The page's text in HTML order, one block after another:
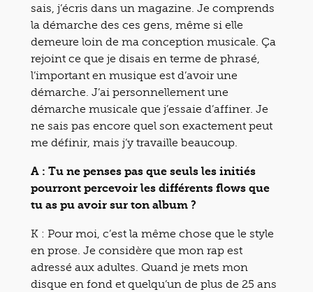
sais, j’écris dans un magazine. Je comprends
la démarche des ces gens, même si elle
demeure loin de ma conception musicale. Ça
rejoint ce que je disais en terme de phrasé,
l’important en musique est d’avoir une
démarche. J’ai personnellement une
démarche musicale que j’essaie d’affiner. Je
ne sais pas encore quel son exactement peut
me définir, mais j’y travaille beaucoup.
A : Tu ne penses pas que seuls les initiés
pourront percevoir les différents flows que
tu as pu avoir sur ton album ?
K : Pour moi, c’est la même chose que le style
en prose. Je considère que mon rap est
adressé aux adultes. Quand je mets mon
disque en fond et quelqu’un de plus de 25 ans